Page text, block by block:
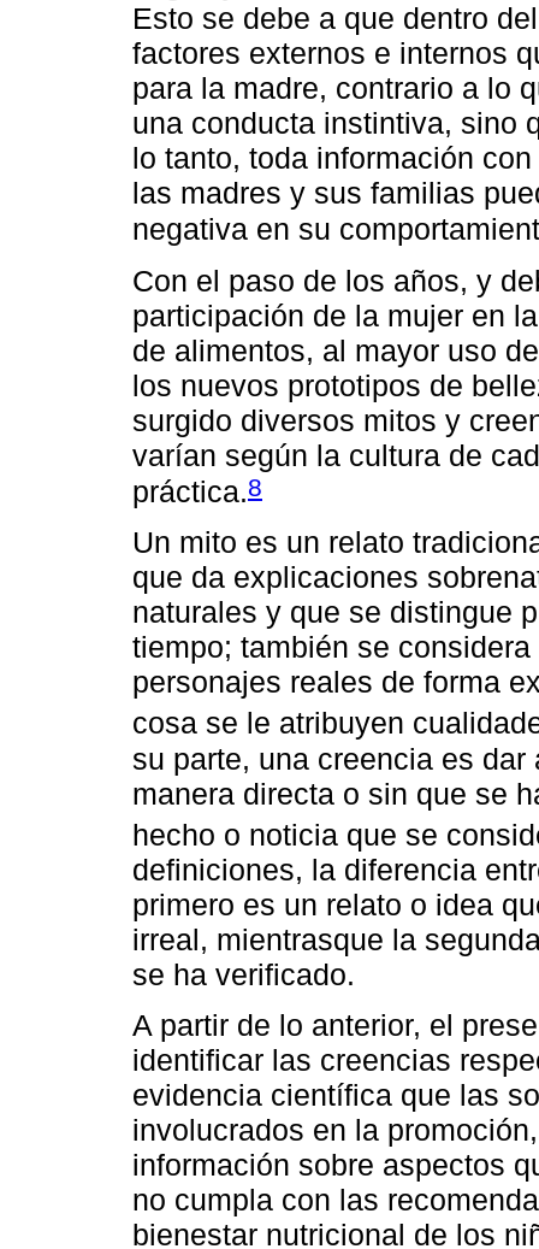
Esto se debe a que dentro
factores externos e internos
para la madre, contrario a lo
una conducta instintiva, sino
lo tanto, toda información
las madres y sus familias
negativa en su
Con el paso de los años, y
participación de la mujer en
de alimentos, al mayor uso
los nuevos prototipos de
surgido diversos mitos y
varían según la cultura de
práctica.8
Un mito es un relato
que da explicaciones
naturales y que se distingue
tiempo; también se
personajes reales de forma
cosa se le atribuyen
su parte, una creencia es
manera directa o sin que se
hecho o noticia que se
definiciones, la diferencia
primero es un relato o idea
irreal, mientrasque la
se ha verificado.
A partir de lo anterior, el
identificar las creencias
evidencia científica que las
involucrados en la
información sobre aspectos
no cumpla con las
bienestar nutricional de los